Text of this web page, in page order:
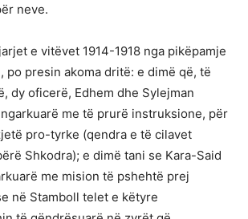
neve.
e vitëvet 1914-1918 nga pikëpamje
po presin akoma dritë: e dimë që, të
dy oficerë, Edhem dhe Sylejman
me të prurë instruksione, për
pro-tyrke (qendra e të cilavet
Shkodra); e dimë tani se Kara-Said
me mision të pshehtë prej
në Stamboll telet e këtyre